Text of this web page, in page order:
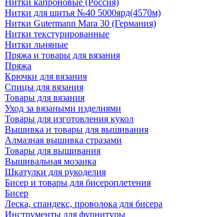
Нитки капроновые (Россия)
Нитки для шитья №40 5000ярд(4570м)
Нитки Gutermann Mara 30 (Германия)
Нитки текстурированные
Нитки льняные
Пряжа и товары для вязания
Пряжа
Крючки для вязания
Спицы для вязания
Товары для вязания
Уход за вязаными изделиями
Товары для изготовления кукол
Вышивка и товары для вышивания
Алмазная вышивка стразами
Товары для вышивания
Вышивальная мозаика
Шкатулки для рукоделия
Бисер и товары для бисероплетения
Бисер
Леска, спандекс, проволока для бисера
Инструменты для фурнитуры